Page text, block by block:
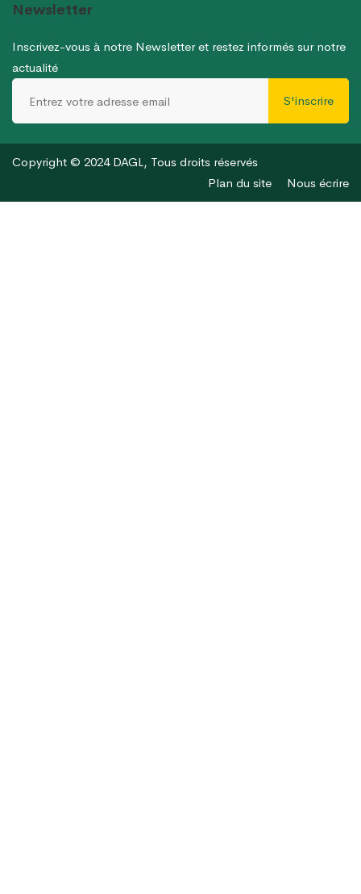
Newsletter
Inscrivez-vous à notre Newsletter et restez informés sur notre
actualité
S'inscrire
Copyright © 2024 DAGL, Tous droits réservés
Plan du site
Nous écrire